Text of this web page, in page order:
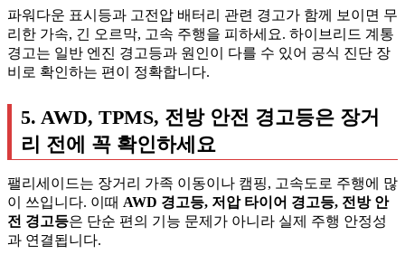
파워다운 표시등과 고전압 배터리 관련 경고가 함께 보이면 무
리한 가속, 긴 오르막, 고속 주행을 피하세요. 하이브리드 계통
경고는 일반 엔진 경고등과 원인이 다를 수 있어 공식 진단 장
비로 확인하는 편이 정확합니다.
5. AWD, TPMS, 전방 안전 경고등은 장거
리 전에 꼭 확인하세요
팰리세이드는 장거리 가족 이동이나 캠핑, 고속도로 주행에 많
이 쓰입니다. 이때 AWD 경고등, 저압 타이어 경고등, 전방 안
전 경고등은 단순 편의 기능 문제가 아니라 실제 주행 안정성
과 연결됩니다.